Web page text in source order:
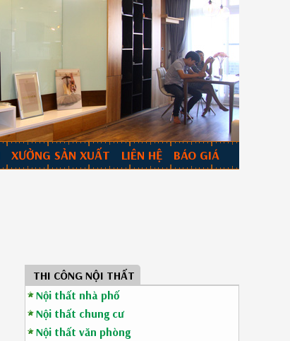
XƯỞNG SẢN XUẤT LIÊN HỆ BÁO GIÁ
THI CÔNG NỘI THẤT
Nội thất nhà phố
Nội thất chung cư
Nội thất văn phòng